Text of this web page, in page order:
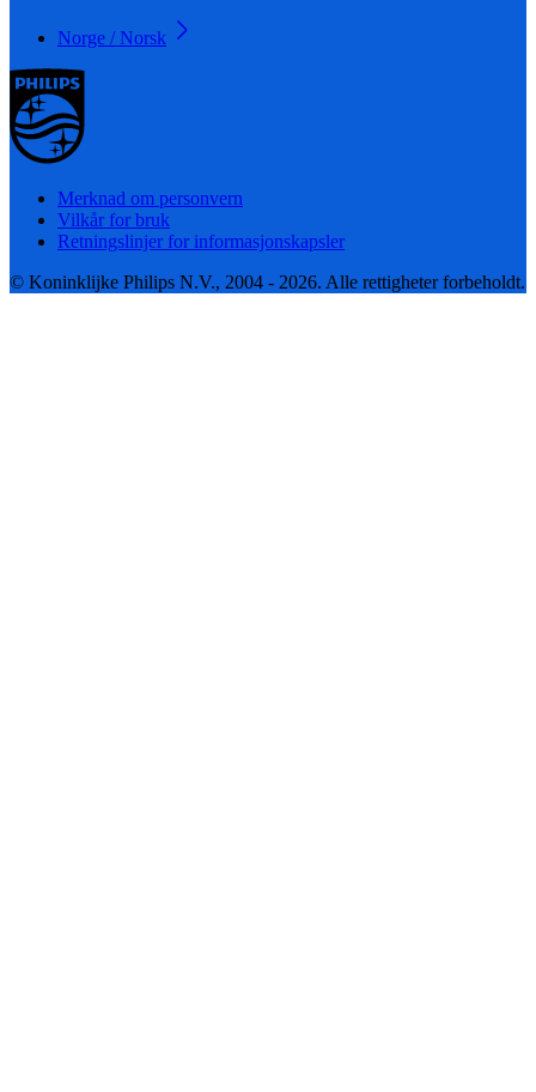
Norge / Norsk
Merknad om personvern
Vilkår for bruk
Retningslinjer for informasjonskapsler
© Koninklijke Philips N.V., 2004 - 2026. Alle rettigheter forbeholdt.